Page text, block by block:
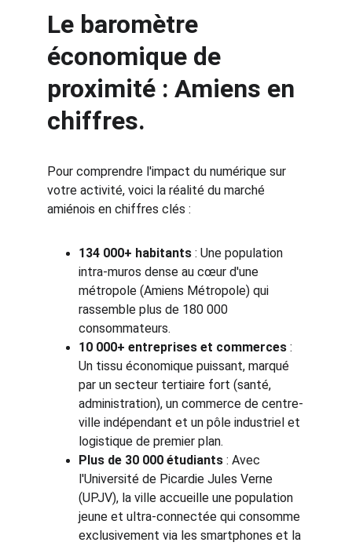
Le baromètre
économique de
proximité : Amiens en
chiffres.
Pour comprendre l'impact du numérique sur
votre activité, voici la réalité du marché
amiénois en chiffres clés :
134 000+ habitants : Une population
intra-muros dense au cœur d'une
métropole (Amiens Métropole) qui
rassemble plus de 180 000
consommateurs.
10 000+ entreprises et commerces :
Un tissu économique puissant, marqué
par un secteur tertiaire fort (santé,
administration), un commerce de centre-
ville indépendant et un pôle industriel et
logistique de premier plan.
Plus de 30 000 étudiants : Avec
l'Université de Picardie Jules Verne
(UPJV), la ville accueille une population
jeune et ultra-connectée qui consomme
exclusivement via les smartphones et la